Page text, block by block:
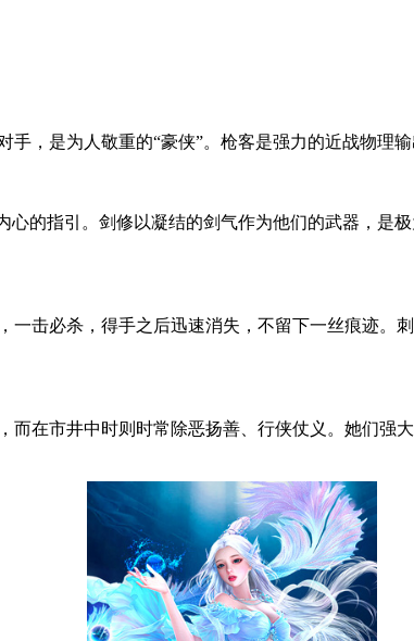
，是为人敬重的“豪侠”。枪客是强力的近战物理
的指引。剑修以凝结的剑气作为他们的武器，是
击必杀，得手之后迅速消失，不留下一丝痕迹。
在市井中时则时常除恶扬善、行侠仗义。她们强